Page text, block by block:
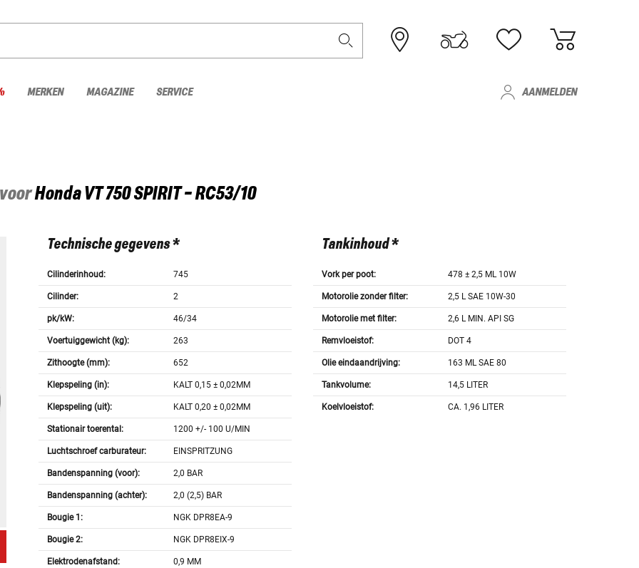
MERKEN MAGAZINE SERVICE AANMELDEN
Honda VT 750 SPIRIT - RC53/10
Technische gegevens *
Cilinderinhoud: 745
Cilinder: 2
pk/kW: 46/34
Voertuiggewicht (kg): 263
Zithoogte (mm): 652
Klepspeling (in): KALT 0,15 ± 0,02MM
Klepspeling (uit): KALT 0,20 ± 0,02MM
Stationair toerental: 1200 +/- 100 U/MIN
Luchtschroef carburateur: EINSPRITZUNG
Bandenspanning (voor): 2,0 BAR
Bandenspanning (achter): 2,0 (2,5) BAR
Bougie 1: NGK DPR8EA-9
Bougie 2: NGK DPR8EIX-9
Elektrodenafstand: 0,9 MM
Tankinhoud *
Vork per poot: 478 ± 2,5 ML 10W
Motorolie zonder filter: 2,5 L SAE 10W-30
Motorolie met filter: 2,6 L MIN. API SG
Remvloeistof: DOT 4
Olie eindaandrijving: 163 ML SAE 80
Tankvolume: 14,5 LITER
Koelvloeistof: CA. 1,96 LITER